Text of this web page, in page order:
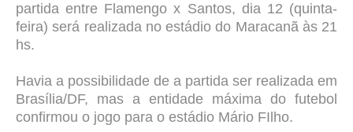
partida entre Flamengo x Santos, dia 12 (quinta-
feira) será realizada no estádio do Maracanã às 21
hs.
Havia a possibilidade de a partida ser realizada em
Brasília/DF, mas a entidade máxima do futebol
confirmou o jogo para o estádio Mário FIlho.